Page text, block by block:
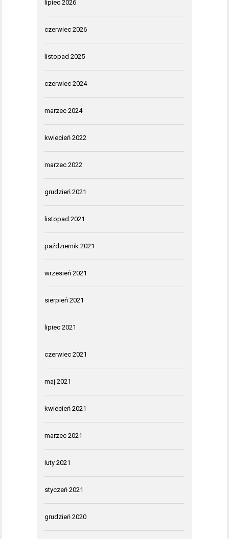
lipiec 2026
czerwiec 2026
listopad 2025
czerwiec 2024
marzec 2024
kwiecień 2022
marzec 2022
grudzień 2021
listopad 2021
październik 2021
wrzesień 2021
sierpień 2021
lipiec 2021
czerwiec 2021
maj 2021
kwiecień 2021
marzec 2021
luty 2021
styczeń 2021
grudzień 2020